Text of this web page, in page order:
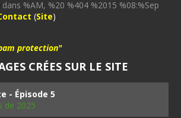
dans %AM, %20 %404 %2015 %08:%Sep
(Site)
protection"
CRÉES SUR LE SITE
- Épisode 5
de 2025